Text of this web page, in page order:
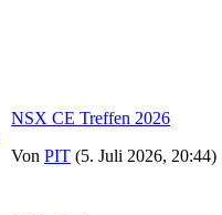
NSX CE Treffen 2026
Von PIT (5. Juli 2026, 20:44)